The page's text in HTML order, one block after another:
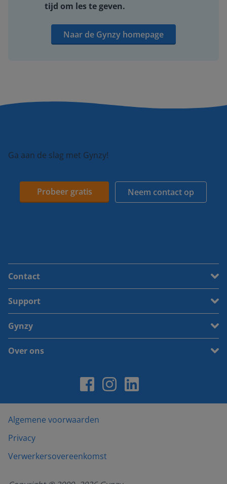
tijd om les te geven.
Naar de Gynzy homepage
Ga aan de slag met Gynzy!
Probeer gratis Neem contact op
Contact
Support
Gynzy
Over ons
Algemene voorwaarden
Privacy
Verwerkersovereenkomst